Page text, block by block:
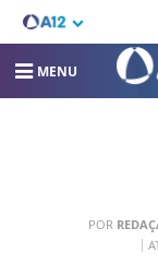
MENU
POR